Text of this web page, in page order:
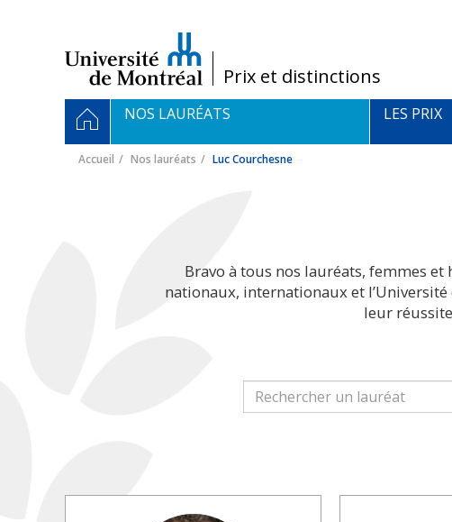
/Prix et distinctions
Navigation
principale
ACCUEIL
NOS LAURÉATS LES PRIX
Accueil Nos lauréats Luc Courchesne
Bravo à tous nos lauréats, femmes
nationaux, internationaux et
leur